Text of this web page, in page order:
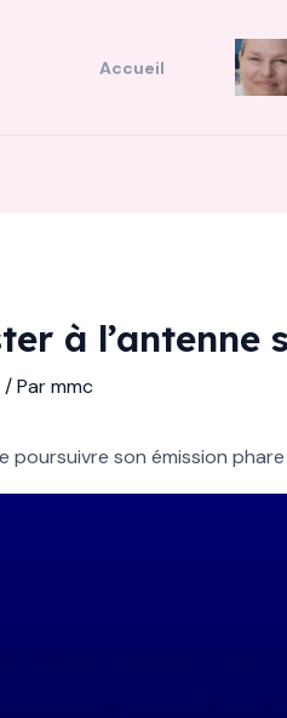
Accueil
à l’antenne
/ Parmmc
poursuivre son émission